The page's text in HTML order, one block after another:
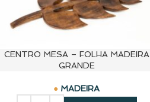
CENTRO MESA – FOLHA MADEIRA
GRANDE
MADEIRA